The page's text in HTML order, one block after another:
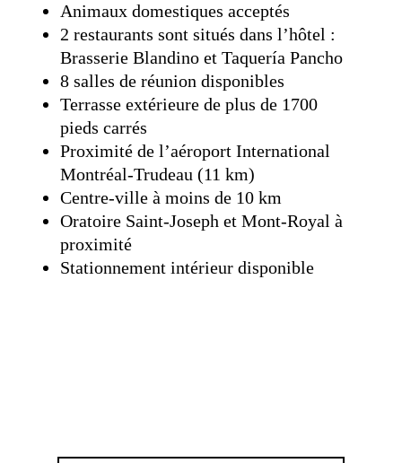
Animaux domestiques acceptés
2 restaurants sont situés dans l’hôtel :
Brasserie Blandino et Taquería Pancho
8 salles de réunion disponibles
Terrasse extérieure de plus de 1700
pieds carrés
Proximité de l’aéroport International
Montréal-Trudeau (11 km)
Centre-ville à moins de 10 km
Oratoire Saint-Joseph et Mont-Royal à
proximité
Stationnement intérieur disponible